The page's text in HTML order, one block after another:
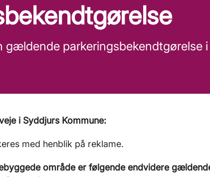
gældende parkeringsbekendtgørelse
i Syddjurs Kommune:
med henblik på reklame.
område er følgende endvidere